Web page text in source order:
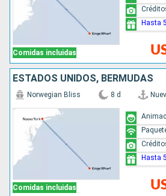
Comidas incluidas
Hasta
ESTADOS UNIDOS, BERMUDAS
Comidas incluidas
Norwegian Bliss 8 d
Hasta